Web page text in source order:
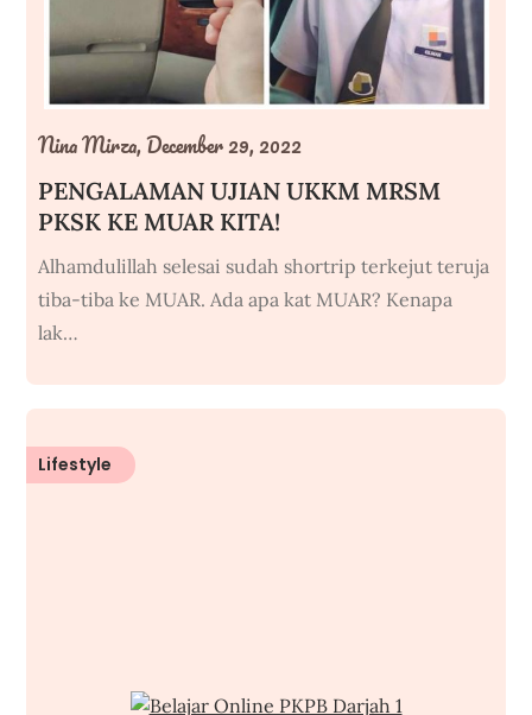
PENGALAMAN UJIAN UKKM MRSM
PKSK KE MUAR KITA!
Nina Mirza,December 29, 2022
Alhamdulillah selesai sudah shortrip terkejut teruja
tiba-tiba ke MUAR. Ada apa kat MUAR? Kenapa
lak…
Lifestyle